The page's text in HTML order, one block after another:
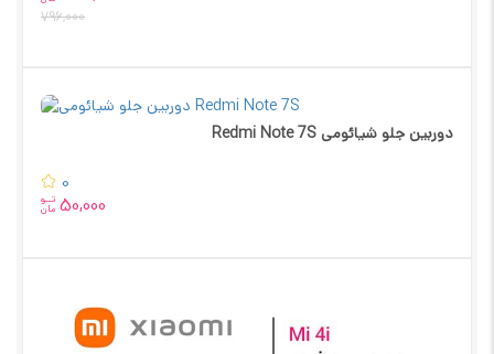
796,000
دوربین جلو شیائومی Redmi Note 7S
0
تــو
مان 50,000